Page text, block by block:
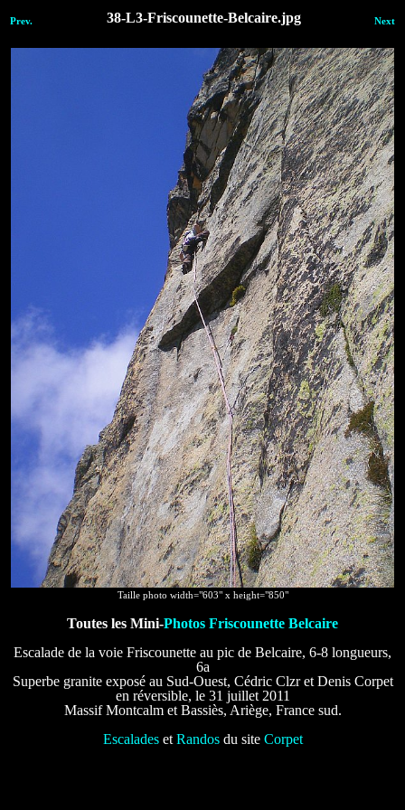
Prev. 38-L3-Friscounette-Belcaire.jpg Next
Taille photo width="603" x height="850"
Toutes les Mini-Photos Friscounette Belcaire
Escalade de la voie Friscounette au pic de Belcaire, 6-8 longueurs,
6a
Superbe granite exposé au Sud-Ouest, Cédric Clzr et Denis Corpet
en réversible, le 31 juillet 2011
Massif Montcalm et Bassiès, Ariège, France sud.
Escaladeset Randosdu site Corpet